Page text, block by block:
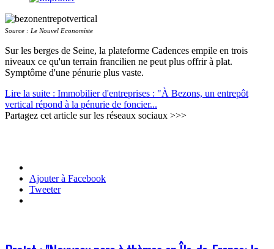
Source : Le Nouvel Economiste
Sur les berges de Seine, la plateforme Cadences empile en trois
niveaux ce qu'un terrain francilien ne peut plus offrir à plat.
Symptôme d'une pénurie plus vaste.
Lire la suite : Immobilier d'entreprises : "À Bezons, un entrepôt
vertical répond à la pénurie de foncier...
Partagez cet article sur les réseaux sociaux >>>
Ajouter à Facebook
Tweeter